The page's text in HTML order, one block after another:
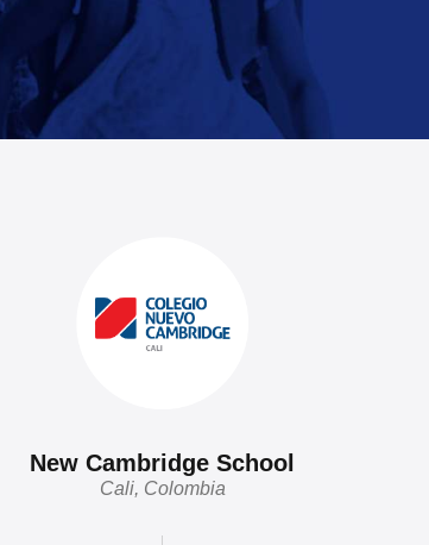
New Cambridge School
Cali, Colombia